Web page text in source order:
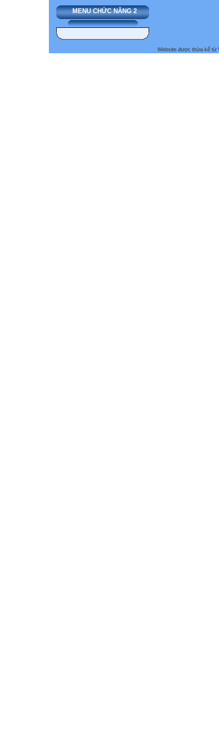
MENU CHỨC NĂNG 2
Website được thừa kế từ